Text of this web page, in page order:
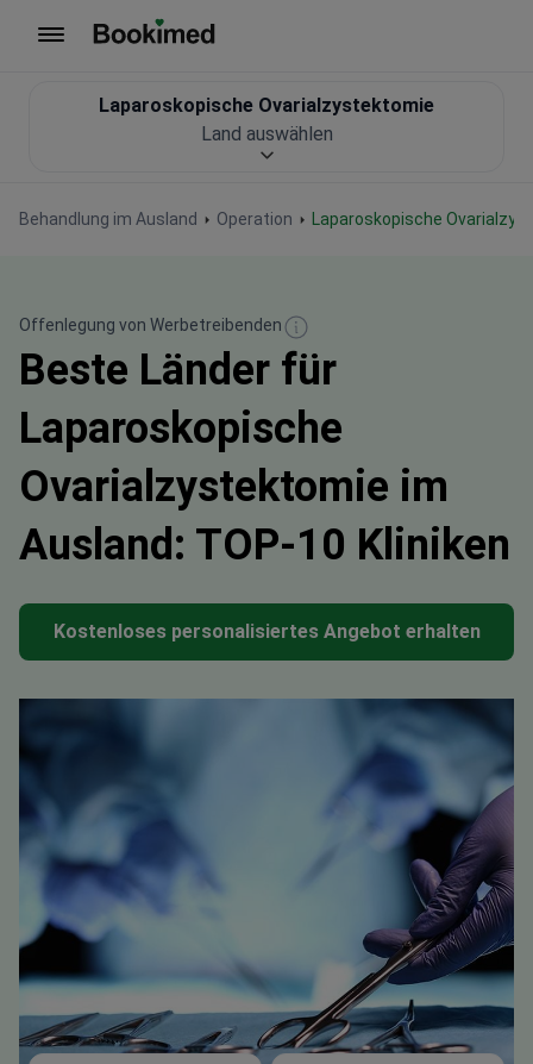
Behandlung im Ausland Operation Laparoskopische
Laparoskopische Ovarialzystektomie
Land auswählen
Offenlegung von Werbetreibenden
Beste Länder für
Laparoskopische
Ovarialzystektomie im
Ausland: TOP-10 Kliniken
Kostenloses personalisiertes Angebot erhalten